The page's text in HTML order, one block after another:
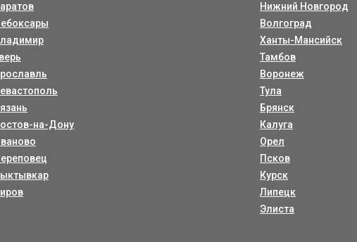
на-Дону
Нижний Новгород
Волгоград
Ханты-Мансийск
Тамбов
Воронеж
Тула
Брянск
Калуга
Орел
Псков
Курск
Липецк
Элиста